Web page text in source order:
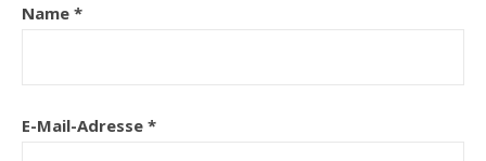
Name *
E-Mail-Adresse *